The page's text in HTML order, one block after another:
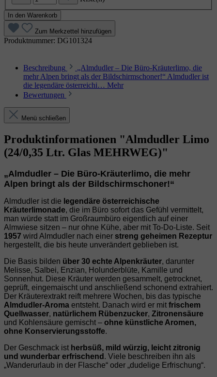
In den Warenkorb
Zum Merkzettel hinzufügen
Produktnummer: DG101324
Beschreibung
„Almdudler – Die Büro‑Kräuterlimo, die
mehr Alpen bringt als der Bildschirmschoner!“ Almdudler ist
die legendäre österreichi… Mehr
Bewertungen
Menü schließen
Produktinformationen "Almdudler Limo
(24/0,35 Ltr. Glas MEHRWEG)"
„Almdudler – Die Büro‑Kräuterlimo, die mehr
Alpen bringt als der Bildschirmschoner!“
Almdudler ist die legendäre österreichische
Kräuterlimonade, die im Büro sofort das Gefühl vermittelt,
man würde statt im Großraumbüro eigentlich auf einer
Almwiese sitzen – nur ohne Kühe, aber mit To‑Do‑Liste. Seit
1957 wird Almdudler nach einer streng geheimen Rezeptur
hergestellt, die bis heute unverändert geblieben ist.
Die Basis bilden über 30 echte Alpenkräuter, darunter
Melisse, Salbei, Enzian, Holunderblüte, Kamille und
Sonnenhut. Diese Kräuter werden gesammelt, getrocknet,
geprüft, eingemaischt und anschließend schonend extrahiert.
Der Kräuterextrakt reift mehrere Wochen, bis das typische
Almdudler‑Aroma entsteht. Danach wird er mit frischem
Quellwasser, natürlichem Rübenzucker, Zitronensäure
und Kohlensäure gemischt – ohne künstliche Aromen,
ohne Konservierungsstoffe.
Der Geschmack ist herbsüß, mild würzig, leicht zitronig
und wunderbar erfrischend . Viele beschreiben ihn als
„Wanderurlaub in der Flasche“ oder „dudelige Erfrischung“.